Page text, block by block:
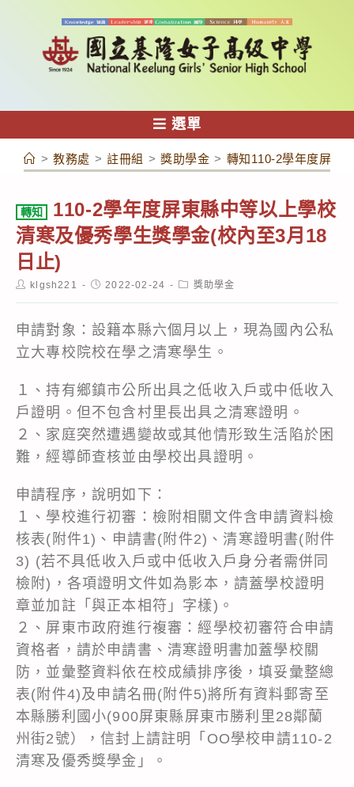
容
選單
> 教務處 > 註冊組 > 獎助學金 > 轉知110-2學年度屏東
轉知
110-2學年度屏東縣中等以上學校
清寒及優秀學生獎學金(校內至3月18
日止)
Postklgsh221
Post2022-02-24
Post獎助學金
申請對象：設籍本縣六個月以上，現為國內公私
立大專校院校在學之清寒學生。
１、持有鄉鎮市公所出具之低收入戶或中低收入
戶證明。但不包含村里長出具之清寒證明。
２、家庭突然遭遇變故或其他情形致生活陷於困
難，經導師查核並由學校出具證明。
申請程序，說明如下：
１、學校進行初審：檢附相關文件含申請資料檢
核表(附件1)、申請書(附件2)、清寒證明書(附件
3) (若不具低收入戶或中低收入戶身分者需併同
檢附)，各項證明文件如為影本，請蓋學校證明
章並加註「與正本相符」字樣)。
２、屏東市政府進行複審：經學校初審符合申請
資格者，請於申請書、清寒證明書加蓋學校關
防，並彙整資料依在校成績排序後，填妥彙整總
表(附件4)及申請名冊(附件5)將所有資料郵寄至
本縣勝利國小(900屏東縣屏東市勝利里28鄰蘭
州街2號），信封上請註明「OO學校申請110-2
清寒及優秀獎學金」。